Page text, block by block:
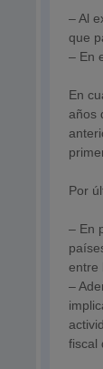
– Al
que
– En
En
años
Por
– En
entre
–
fiscal